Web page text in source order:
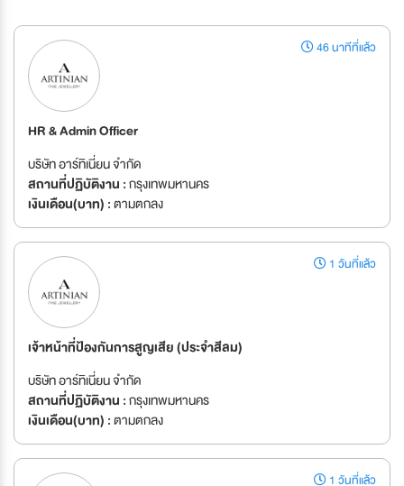
46 นาทีที่แล้ว
HR & Admin Officer
บริษัท อาร์ทิเนี่ยน จำกัด
สถานที่ปฏิบัติงาน :กรุงเทพมหานคร
เงินเดือน(บาท) :ตามตกลง
1 วันที่แล้ว
เจ้าหน้าที่ป้องกันการสูญเสีย (ประจำสีลม)
บริษัท อาร์ทิเนี่ยน จำกัด
สถานที่ปฏิบัติงาน :กรุงเทพมหานคร
เงินเดือน(บาท) :ตามตกลง
1 วันที่แล้ว